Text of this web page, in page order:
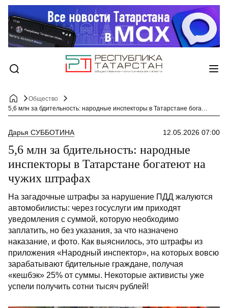
Общество
5,6 млн за бдительность: народные инспекторы в Татарстане богатеют на чужих штрафах
Дарья СУББОТИНА 12.05.2026 07:00
5,6 млн за бдительность: народные
инспекторы в Татарстане богатеют на
чужих штрафах
На загадочные штрафы за нарушение ПДД жалуются
автомобилисты: через госуслуги им приходят
уведомления с суммой, которую необходимо
заплатить, но без указания, за что назначено
наказание, и фото. Как выяснилось, это штрафы из
приложения «Народный инспектор», на которых вовсю
зарабатывают бдительные граждане, получая
«кешбэк» 25% от суммы. Некоторые активисты уже
успели получить сотни тысяч рублей!